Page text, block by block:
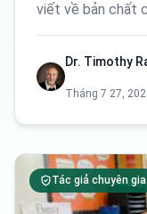
viết về bản chất
Dr. Timothy
Tháng 7 27,
Tác giả chuyên gia